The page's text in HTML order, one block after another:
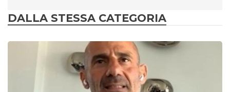
DALLA STESSA CATEGORIA